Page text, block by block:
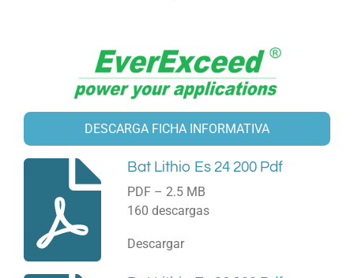
DESCARGA FICHA INFORMATIVA
Bat Lithio Es 24 200 Pdf
PDF – 2.5 MB
160 descargas
Descargar